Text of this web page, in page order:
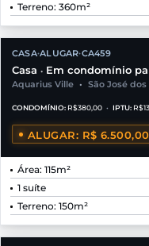
Terreno: 360m²
CASA•ALUGAR•CA459
Casa • Em condomínio
Aquarius Ville • São José
CONDOMÍNIO: R$380,00 • IPTU:
ALUGAR: R$ 6.500,00
Área: 115m²
1 suíte
Terreno: 150m²